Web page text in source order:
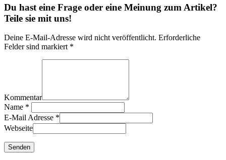
Du hast eine Frage oder eine Meinung zum Artikel?
Teile sie mit uns!
Deine E-Mail-Adresse wird nicht veröffentlicht. Erforderliche
Felder sind markiert *
Kommentar
Name *
E-Mail Adresse *
Webseite